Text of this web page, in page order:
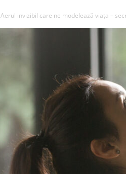
Aerul invizibil care ne modelează viața –